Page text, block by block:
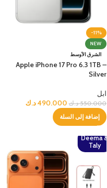
-11%
NEW
الشرق الأوسط
Apple iPhone 17 Pro 6.3 1TB –
Silver
ابل
550.000 د.ك 490.000د.ك
إضافة إلى السلة
Deema &
Taly